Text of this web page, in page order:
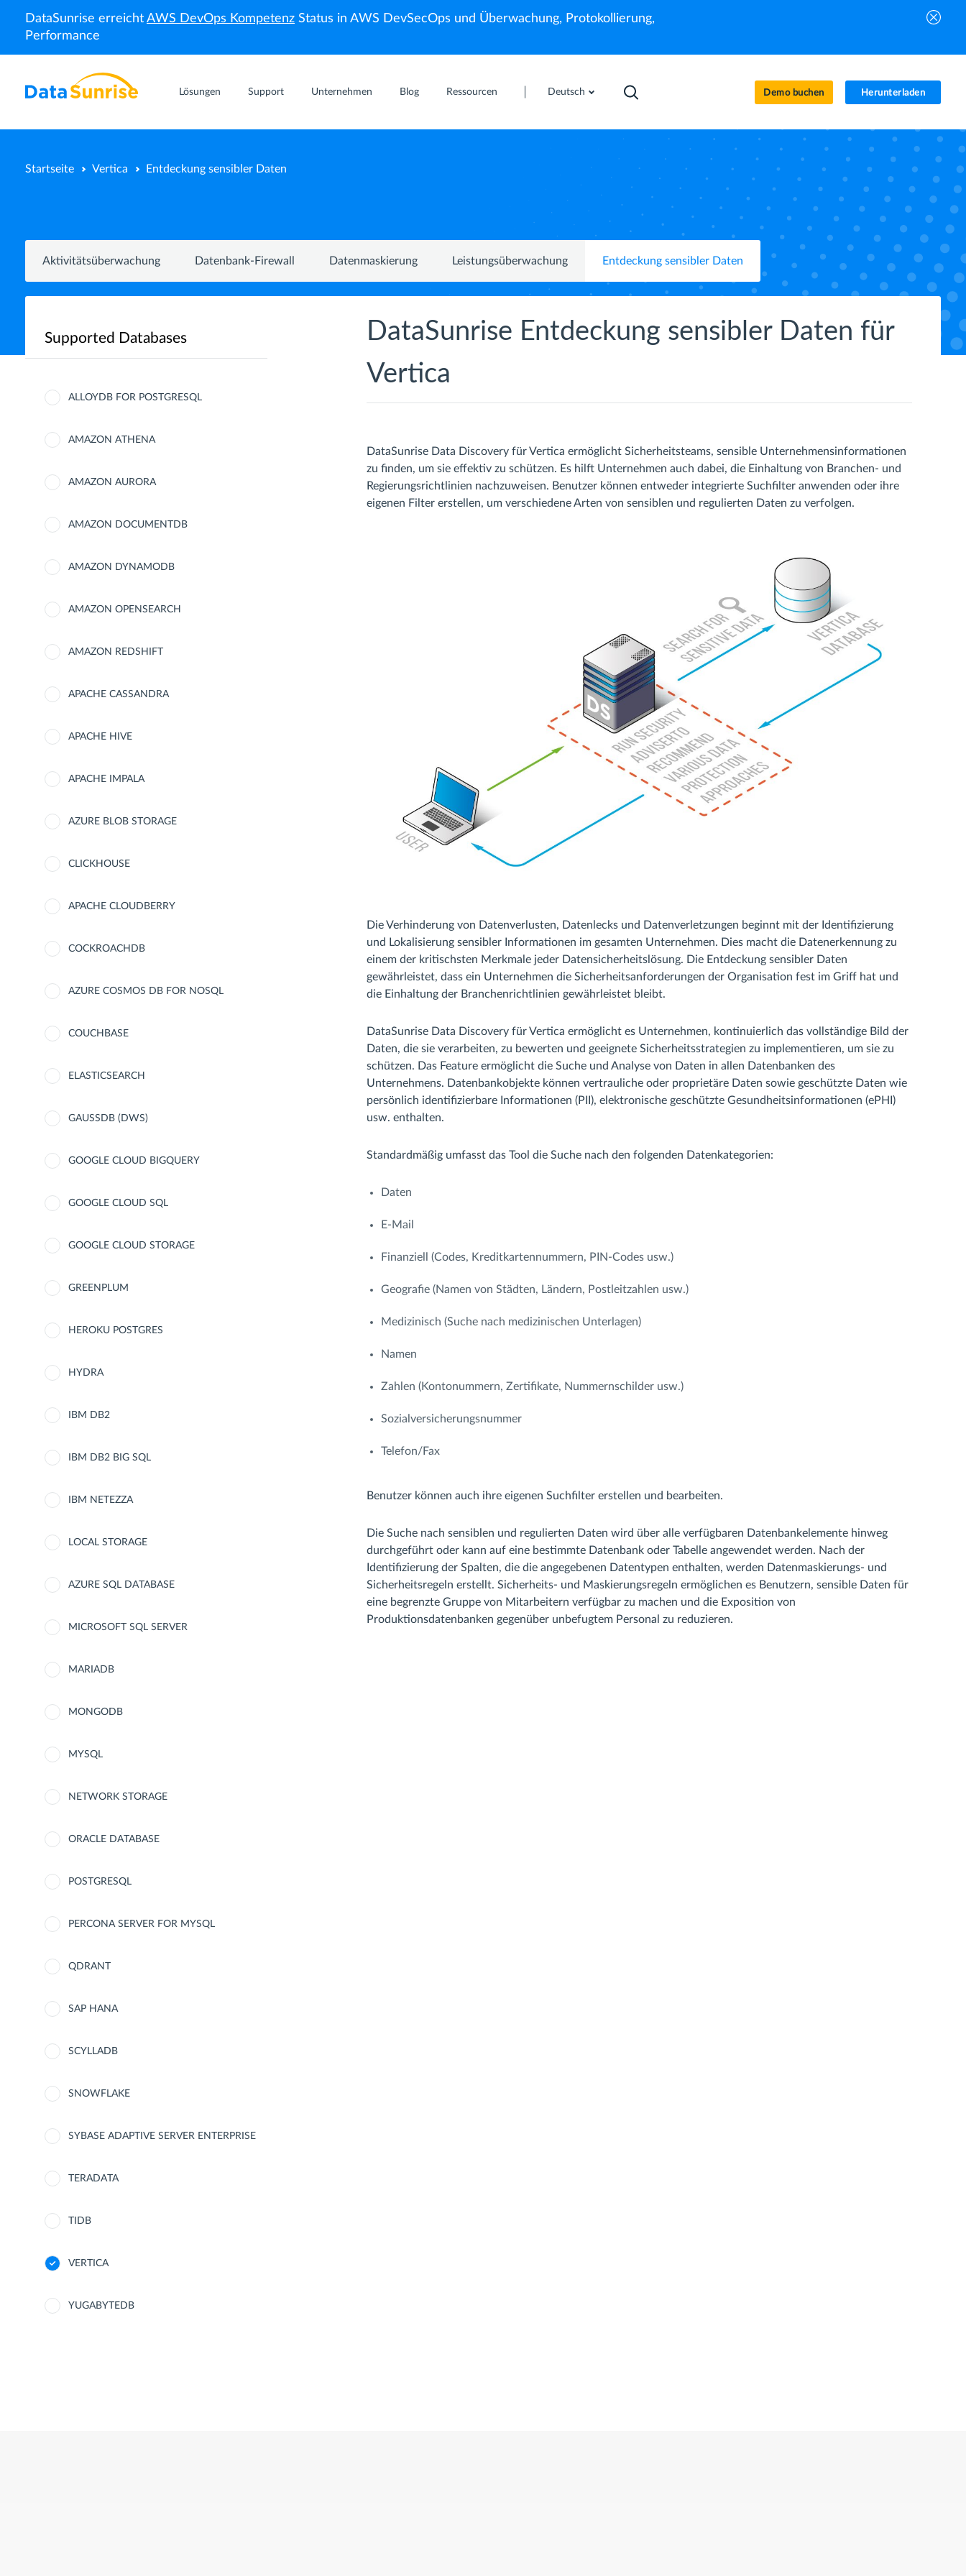
DataSunrise erreicht AWS DevOps Kompetenz Status in AWS DevSecOps und Überwachung, Protokollierung,
Performance
Lösungen Support Unternehmen Blog Ressourcen Deutsch Demo buchen Herunterladen
Startseite Vertica Entdeckung sensibler Daten
Aktivitätsüberwachung Datenbank-Firewall Datenmaskierung Leistungsüberwachung Entdeckung sensibler Daten
Supported Databases
ALLOYDB FOR POSTGRESQL
AMAZON ATHENA
AMAZON AURORA
AMAZON DOCUMENTDB
AMAZON DYNAMODB
AMAZON OPENSEARCH
AMAZON REDSHIFT
APACHE CASSANDRA
APACHE HIVE
APACHE IMPALA
AZURE BLOB STORAGE
CLICKHOUSE
APACHE CLOUDBERRY
COCKROACHDB
AZURE COSMOS DB FOR NOSQL
COUCHBASE
ELASTICSEARCH
GAUSSDB (DWS)
GOOGLE CLOUD BIGQUERY
GOOGLE CLOUD SQL
GOOGLE CLOUD STORAGE
GREENPLUM
HEROKU POSTGRES
HYDRA
IBM DB2
IBM DB2 BIG SQL
IBM NETEZZA
LOCAL STORAGE
AZURE SQL DATABASE
MICROSOFT SQL SERVER
MARIADB
MONGODB
MYSQL
NETWORK STORAGE
ORACLE DATABASE
POSTGRESQL
PERCONA SERVER FOR MYSQL
QDRANT
SAP HANA
SCYLLADB
SNOWFLAKE
SYBASE ADAPTIVE SERVER ENTERPRISE
TERADATA
TIDB
VERTICA
YUGABYTEDB
DataSunrise Entdeckung sensibler Daten für
Vertica
DataSunrise Data Discovery für Vertica ermöglicht Sicherheitsteams, sensible Unternehmensinformationen
zu finden, um sie effektiv zu schützen. Es hilft Unternehmen auch dabei, die Einhaltung von Branchen- und
Regierungsrichtlinien nachzuweisen. Benutzer können entweder integrierte Suchfilter anwenden oder ihre
eigenen Filter erstellen, um verschiedene Arten von sensiblen und regulierten Daten zu verfolgen.
Die Verhinderung von Datenverlusten, Datenlecks und Datenverletzungen beginnt mit der Identifizierung
und Lokalisierung sensibler Informationen im gesamten Unternehmen. Dies macht die Datenerkennung zu
einem der kritischsten Merkmale jeder Datensicherheitslösung. Die Entdeckung sensibler Daten
gewährleistet, dass ein Unternehmen die Sicherheitsanforderungen der Organisation fest im Griff hat und
die Einhaltung der Branchenrichtlinien gewährleistet bleibt.
DataSunrise Data Discovery für Vertica ermöglicht es Unternehmen, kontinuierlich das vollständige Bild der
Daten, die sie verarbeiten, zu bewerten und geeignete Sicherheitsstrategien zu implementieren, um sie zu
schützen. Das Feature ermöglicht die Suche und Analyse von Daten in allen Datenbanken des
Unternehmens. Datenbankobjekte können vertrauliche oder proprietäre Daten sowie geschützte Daten wie
persönlich identifizierbare Informationen (PII), elektronische geschützte Gesundheitsinformationen (ePHI)
usw. enthalten.
Standardmäßig umfasst das Tool die Suche nach den folgenden Datenkategorien:
Daten
E-Mail
Finanziell (Codes, Kreditkartennummern, PIN-Codes usw.)
Geografie (Namen von Städten, Ländern, Postleitzahlen usw.)
Medizinisch (Suche nach medizinischen Unterlagen)
Namen
Zahlen (Kontonummern, Zertifikate, Nummernschilder usw.)
Sozialversicherungsnummer
Telefon/Fax
Benutzer können auch ihre eigenen Suchfilter erstellen und bearbeiten.
Die Suche nach sensiblen und regulierten Daten wird über alle verfügbaren Datenbankelemente hinweg
durchgeführt oder kann auf eine bestimmte Datenbank oder Tabelle angewendet werden. Nach der
Identifizierung der Spalten, die die angegebenen Datentypen enthalten, werden Datenmaskierungs- und
Sicherheitsregeln erstellt. Sicherheits- und Maskierungsregeln ermöglichen es Benutzern, sensible Daten für
eine begrenzte Gruppe von Mitarbeitern verfügbar zu machen und die Exposition von
Produktionsdatenbanken gegenüber unbefugtem Personal zu reduzieren.